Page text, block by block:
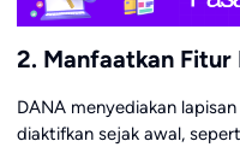
2. Manfaatkan Fitur
DANA menyediakan
diaktifkan sejak awal,